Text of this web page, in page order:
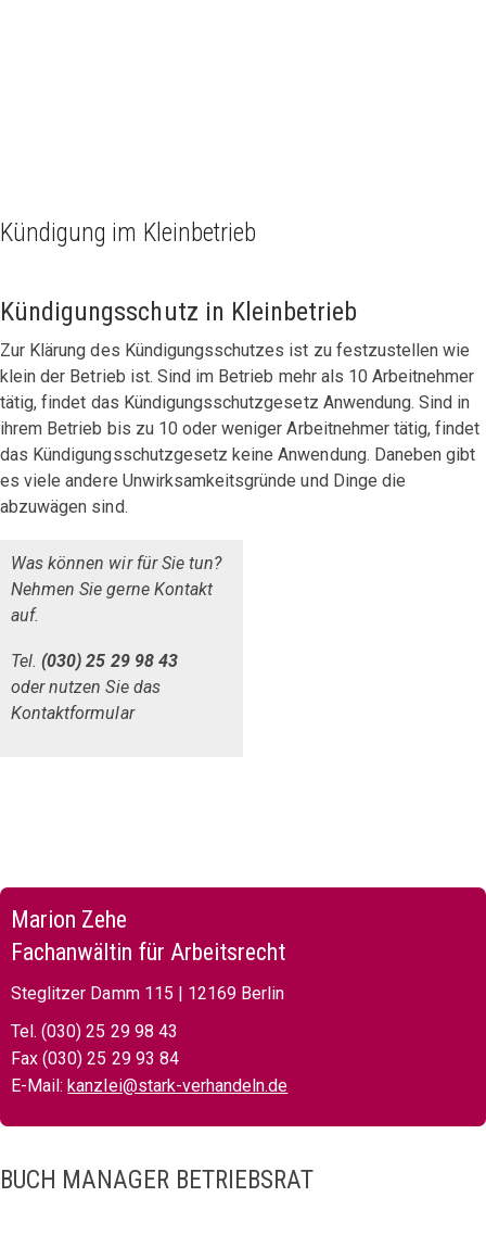
Kündigung im Kleinbetrieb
Kündigungsschutz in Kleinbetrieb
Zur Klärung des Kündigungsschutzes ist zu festzustellen wie
klein der Betrieb ist. Sind im Betrieb mehr als 10 Arbeitnehmer
tätig, findet das Kündigungsschutzgesetz Anwendung. Sind in
ihrem Betrieb bis zu 10 oder weniger Arbeitnehmer tätig, findet
das Kündigungsschutzgesetz keine Anwendung. Daneben gibt
es viele andere Unwirksamkeitsgründe und Dinge die
abzuwägen sind.
Was können wir für Sie tun?
Nehmen Sie gerne Kontakt
auf.
Tel.(030) 25 29 98 43
oder nutzen Sie das
Kontaktformular
Marion Zehe
Fachanwältin für Arbeitsrecht
Steglitzer Damm 115 | 12169 Berlin
Tel. (030) 25 29 98 43
Fax (030) 25 29 93 84
E-Mail:kanzlei@stark-verhandeln.de
BUCH MANAGER BETRIEBSRAT